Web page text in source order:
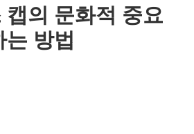
의 문화적 중요
방법